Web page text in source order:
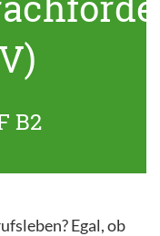
B2
Egal, ob